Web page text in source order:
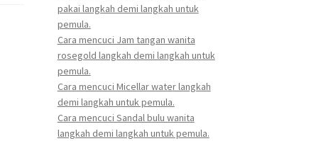
pakai langkah demi langkah untuk
pemula.
Cara mencuci Jam tangan wanita
rosegold langkah demi langkah untuk
pemula.
Cara mencuci Micellar water langkah
demi langkah untuk pemula.
Cara mencuci Sandal bulu wanita
langkah demi langkah untuk pemula.